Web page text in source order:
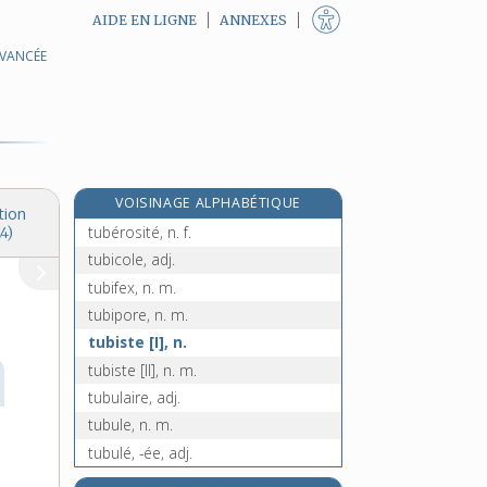
AIDE EN LIGNE ANNEXES
VOISINAGE ALPHABÉTIQUE
tubérisé, -ée, adj.
tubérosité, n. f.
tubicole, adj.
tubifex, n. m.
tubipore, n. m.
tubiste [I], n.
tubiste [II], n. m.
tubulaire, adj.
tubule, n. m.
tubulé, -ée, adj.
tubuleux, -euse, adj.